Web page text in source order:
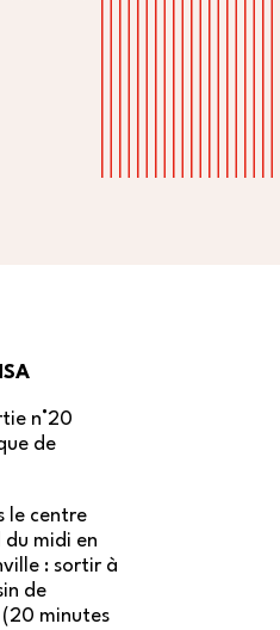
n°20
de
le centre
du midi en
: sortir à
de
(20 minutes